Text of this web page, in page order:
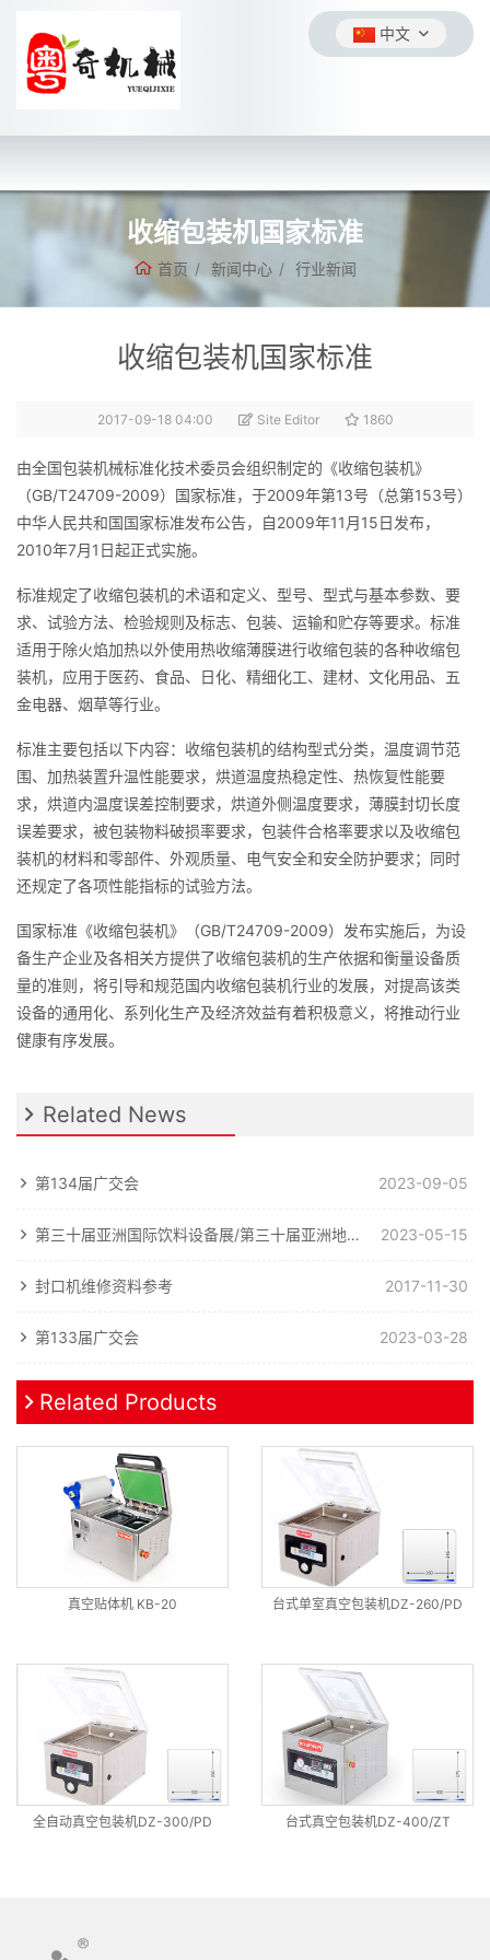
中文
收缩包装机国家标准
首页 新闻中心 行业新闻
收缩包装机国家标准
2017-09-18 04:00 Site Editor 1860
由全国包装机械标准化技术委员会组织制定的《收缩包装机》
（GB/T24709-2009）国家标准，于2009年第13号（总第153号）
中华人民共和国国家标准发布公告，自2009年11月15日发布，
2010年7月1日起正式实施。
标准规定了收缩包装机的术语和定义、型号、型式与基本参数、要
求、试验方法、检验规则及标志、包装、运输和贮存等要求。标准
适用于除火焰加热以外使用热收缩薄膜进行收缩包装的各种收缩包
装机，应用于医药、食品、日化、精细化工、建材、文化用品、五
金电器、烟草等行业。
标准主要包括以下内容：收缩包装机的结构型式分类，温度调节范
围、加热装置升温性能要求，烘道温度热稳定性、热恢复性能要
求，烘道内温度误差控制要求，烘道外侧温度要求，薄膜封切长度
误差要求，被包装物料破损率要求，包装件合格率要求以及收缩包
装机的材料和零部件、外观质量、电气安全和安全防护要求；同时
还规定了各项性能指标的试验方法。
国家标准《收缩包装机》（GB/T24709-2009）发布实施后，为设
备生产企业及各相关方提供了收缩包装机的生产依据和衡量设备质
量的准则，将引导和规范国内收缩包装机行业的发展，对提高该类
设备的通用化、系列化生产及经济效益有着积极意义，将推动行业
健康有序发展。
Related News
2023-09-05
第134届广交会
2023-05-15
第三十届亚洲国际饮料设备展/第三十届亚洲地区国际加工、包装设备展览会
2017-11-30
封口机维修资料参考
2023-03-28
第133届广交会
Related Products
真空贴体机 KB-20 台式单室真空包装机DZ-260/PD
全自动真空包装机DZ-300/PD 台式真空包装机DZ-400/ZT